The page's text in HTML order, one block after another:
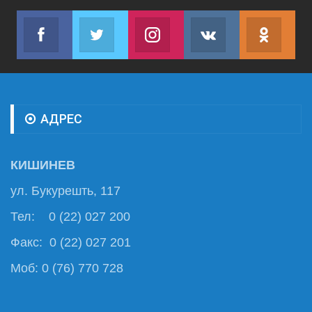
Facebook
Join us on Facebook
Twitter
Join us on TwitterJoin us on InstagramJoin us on VK
АДРЕС
КИШИНЕВ
ул. Букурешть, 117
Тел: 0 (22) 027 200
Факс: 0 (22) 027 201
Моб: 0 (76) 770 728